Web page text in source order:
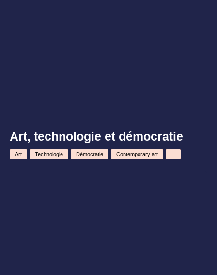
Art, technologie et démocratie
Art Technologie Démocratie Contemporary art